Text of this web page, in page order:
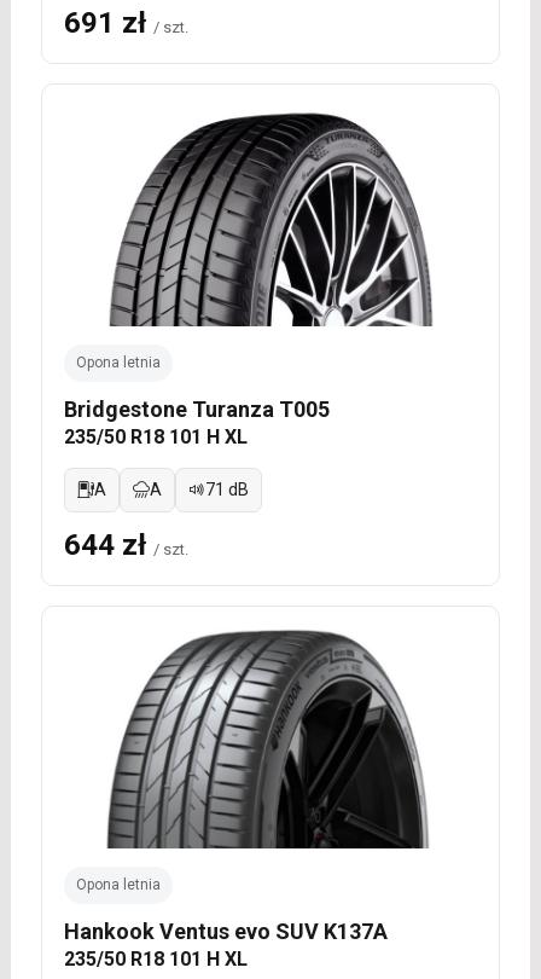
691 zł / szt.
Opona letnia
Bridgestone Turanza T005
235/50 R18 101 H XL
A A 71 dB
644 zł / szt.
Opona letnia
Hankook Ventus evo SUV K137A
235/50 R18 101 H XL